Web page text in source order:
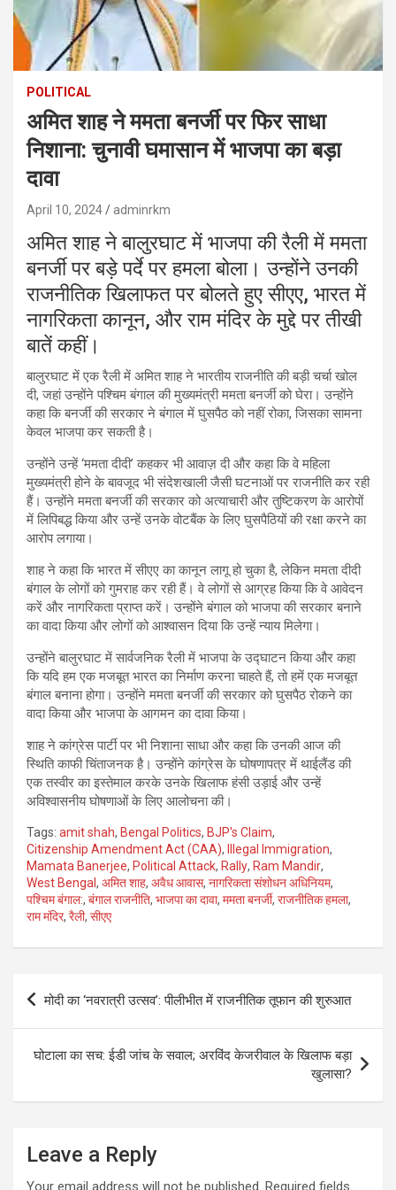
POLITICAL
अमित शाह ने ममता बनर्जी पर फिर साधा
निशाना: चुनावी घमासान में भाजपा का बड़ा
दावा
April 10, 2024 adminrkm
अमित शाह ने बालुरघाट में भाजपा की रैली में ममता
बनर्जी पर बड़े पर्दे पर हमला बोला। उन्होंने उनकी
राजनीतिक खिलाफत पर बोलते हुए सीएए, भारत में
नागरिकता कानून, और राम मंदिर के मुद्दे पर तीखी
बातें कहीं।
बालुरघाट में एक रैली में अमित शाह ने भारतीय राजनीति की बड़ी चर्चा खोल
दी, जहां उन्होंने पश्चिम बंगाल की मुख्यमंत्री ममता बनर्जी को घेरा। उन्होंने
कहा कि बनर्जी की सरकार ने बंगाल में घुसपैठ को नहीं रोका, जिसका सामना
केवल भाजपा कर सकती है।
उन्होंने उन्हें ‘ममता दीदी’ कहकर भी आवाज़ दी और कहा कि वे महिला
मुख्यमंत्री होने के बावजूद भी संदेशखाली जैसी घटनाओं पर राजनीति कर रही
हैं। उन्होंने ममता बनर्जी की सरकार को अत्याचारी और तुष्टिकरण के आरोपों
में लिपिबद्ध किया और उन्हें उनके वोटबैंक के लिए घुसपैठियों की रक्षा करने का
आरोप लगाया।
शाह ने कहा कि भारत में सीएए का कानून लागू हो चुका है, लेकिन ममता दीदी
बंगाल के लोगों को गुमराह कर रही हैं। वे लोगों से आग्रह किया कि वे आवेदन
करें और नागरिकता प्राप्त करें। उन्होंने बंगाल को भाजपा की सरकार बनाने
का वादा किया और लोगों को आश्वासन दिया कि उन्हें न्याय मिलेगा।
उन्होंने बालुरघाट में सार्वजनिक रैली में भाजपा के उद्घाटन किया और कहा
कि यदि हम एक मजबूत भारत का निर्माण करना चाहते हैं, तो हमें एक मजबूत
बंगाल बनाना होगा। उन्होंने ममता बनर्जी की सरकार को घुसपैठ रोकने का
वादा किया और भाजपा के आगमन का दावा किया।
शाह ने कांग्रेस पार्टी पर भी निशाना साधा और कहा कि उनकी आज की
स्थिति काफी चिंताजनक है। उन्होंने कांग्रेस के घोषणापत्र में थाईलैंड की
एक तस्वीर का इस्तेमाल करके उनके खिलाफ हंसी उड़ाई और उन्हें
अविश्वासनीय घोषणाओं के लिए आलोचना की।
Tags: amit shah, Bengal Politics, BJP's Claim,
Citizenship Amendment Act (CAA), Illegal Immigration,
Mamata Banerjee, Political Attack, Rally, Ram Mandir,
West Bengal , अमित शाह, अवैध आवास, नागरिकता संशोधन अधिनियम,
पश्चिम बंगाल:, बंगाल राजनीति, भाजपा का दावा, ममता बनर्जी, राजनीतिक हमला,
राम मंदिर, रैली, सीएए
Post
navigation
मोदी का ‘नवरात्री उत्सव’: पीलीभीत में राजनीतिक तूफान की शुरुआत
घोटाला का सच: ईडी जांच के सवाल; अरविंद केजरीवाल के खिलाफ बड़ा
खुलासा?
Leave a Reply
Your email address will not be published. Required fields